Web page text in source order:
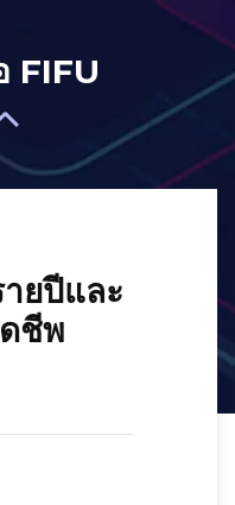
FIFU
ยปีและ
ชีพ